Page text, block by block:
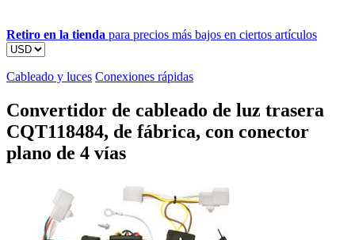
Retiro en la tienda para precios más bajos en ciertos artículos
Cableado y luces Conexiones rápidas
Convertidor de cableado de luz trasera
CQT118484, de fábrica, con conector
plano de 4 vías